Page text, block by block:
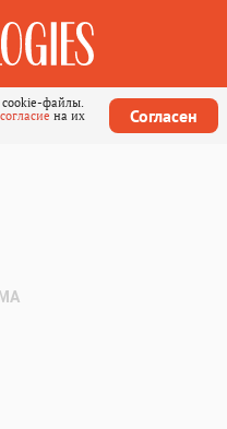
файлы.
согласие на их
Согласен